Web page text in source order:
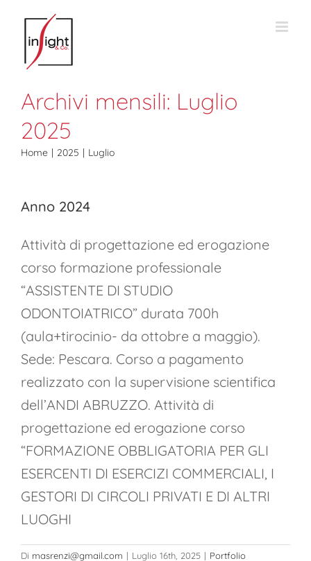
contenuto
Archivi mensili: Luglio
2025
Home 2025 Luglio
Anno 2024
Attività di progettazione ed erogazione
corso formazione professionale
“ASSISTENTE DI STUDIO
ODONTOIATRICO” durata 700h
(aula+tirocinio- da ottobre a maggio).
Sede: Pescara. Corso a pagamento
realizzato con la supervisione scientifica
dell’ANDI ABRUZZO. Attività di
progettazione ed erogazione corso
“FORMAZIONE OBBLIGATORIA PER GLI
ESERCENTI DI ESERCIZI COMMERCIALI, I
GESTORI DI CIRCOLI PRIVATI E DI ALTRI
LUOGHI
Di masrenzi@gmail.com | Luglio 16th, 2025 | Portfolio